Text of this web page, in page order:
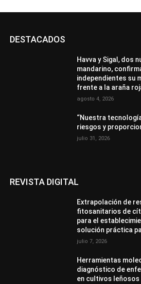
DESTACADOS
Havva y Sigal, dos
mandarino,
independientes su
frente a la araña
agosto 4, 2026
“Nuestra
riesgos y
julio 31, 2026
REVISTA DIGITAL
Extrapolación de
fitosanitarios de
para el
solución práctica
julio 7, 2026
Herramientas
diagnóstico de
en cultivos leñosos